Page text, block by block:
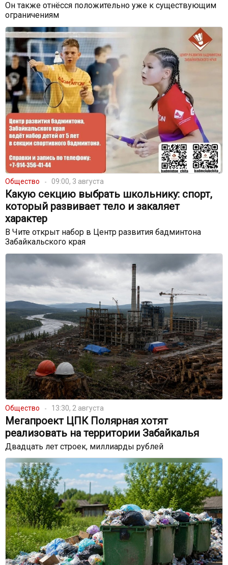
Он также отнёсся положительно уже к существующим
ограничениям
Общество 09:00, 3 августа
Какую секцию выбрать школьнику: спорт,
который развивает тело и закаляет
характер
В Чите открыт набор в Центр развития бадминтона
Забайкальского края
Общество 13:30, 2 августа
Мегапроект ЦПК Полярная хотят
реализовать на территории Забайкалья
Двадцать лет строек, миллиарды рублей